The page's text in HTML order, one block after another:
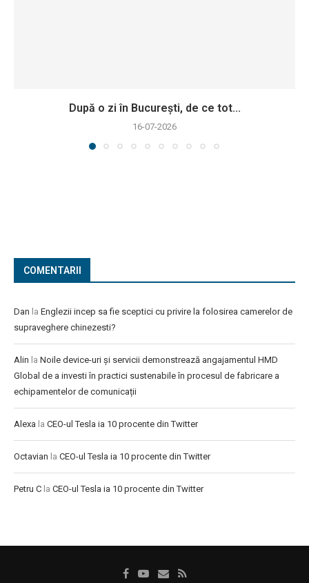
După o zi în București, de ce tot...
16-07-2026
COMENTARII
Dan la Englezii incep sa fie sceptici cu privire la folosirea camerelor de
supraveghere chinezesti?
Alin la Noile device-uri și servicii demonstrează angajamentul HMD
Global de a investi în practici sustenabile în procesul de fabricare a
echipamentelor de comunicații
Alexa la CEO-ul Tesla ia 10 procente din Twitter
Octavian la CEO-ul Tesla ia 10 procente din Twitter
Petru C la CEO-ul Tesla ia 10 procente din Twitter